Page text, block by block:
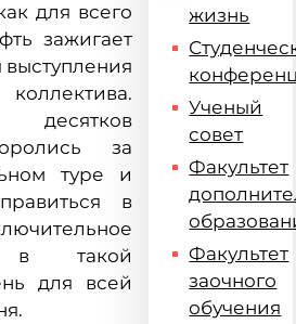
для всего
зажигает
выступления
за
туре и
в
в такой
для всей
жизнь
Ученый
совет
Факультет
Факультет
заочного
обучения